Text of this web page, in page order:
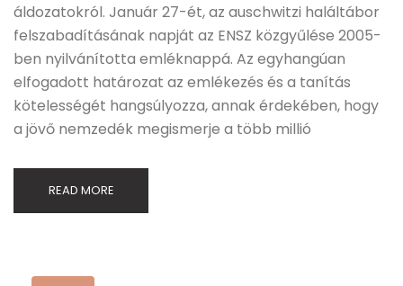
áldozatokról. Január 27-ét, az auschwitzi haláltábor
felszabadításának napját az ENSZ közgyűlése 2005-
ben nyilvánította emléknappá. Az egyhangúan
elfogadott határozat az emlékezés és a tanítás
kötelességét hangsúlyozza, annak érdekében, hogy
a jövő nemzedék megismerje a több millió
READ MORE